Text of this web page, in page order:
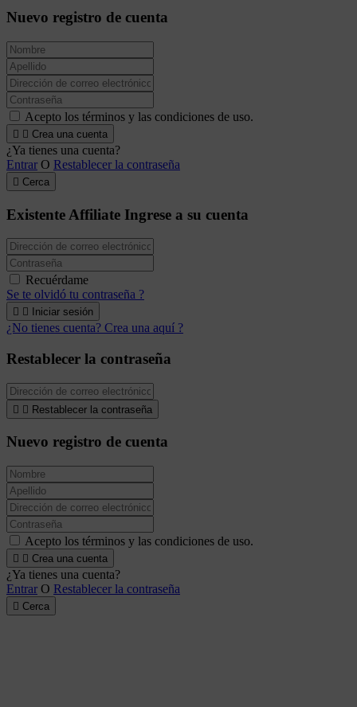
Nuevo registro de cuenta
Acepto los términos y las condiciones de uso.
  Crea una cuenta
¿Ya tienes una cuenta?
Entrar O Restablecer la contraseña
 Cerca
Existente Affiliate Ingrese a su cuenta
Recuérdame
Se te olvidó tu contraseña ?
  Iniciar sesión
¿No tienes cuenta? Crea una aquí ?
Restablecer la contraseña
  Restablecer la contraseña
Nuevo registro de cuenta
Acepto los términos y las condiciones de uso.
  Crea una cuenta
¿Ya tienes una cuenta?
Entrar O Restablecer la contraseña
 Cerca